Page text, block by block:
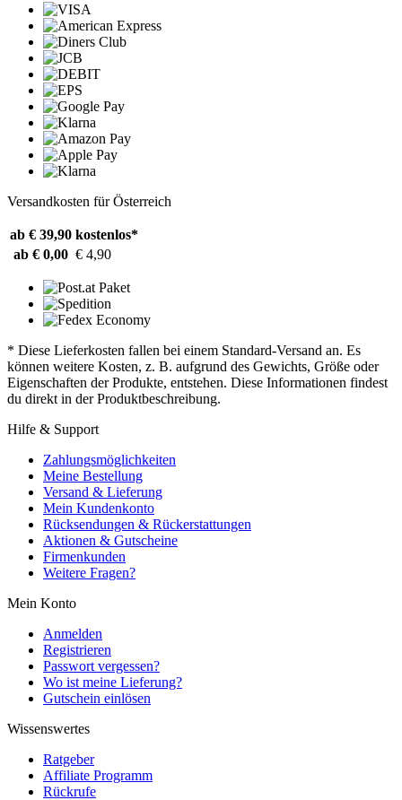
Versandkosten für Österreich
ab € 39,90 kostenlos*
ab € 0,00 € 4,90
* Diese Lieferkosten fallen bei einem Standard-Versand an. Es
können weitere Kosten, z. B. aufgrund des Gewichts, Größe oder
Eigenschaften der Produkte, entstehen. Diese Informationen findest
du direkt in der Produktbeschreibung.
Hilfe & Support
Zahlungsmöglichkeiten
Meine Bestellung
Versand & Lieferung
Mein Kundenkonto
Rücksendungen & Rückerstattungen
Aktionen & Gutscheine
Firmenkunden
Weitere Fragen?
Mein Konto
Anmelden
Registrieren
Passwort vergessen?
Wo ist meine Lieferung?
Gutschein einlösen
Wissenswertes
Ratgeber
Affiliate Programm
Rückrufe